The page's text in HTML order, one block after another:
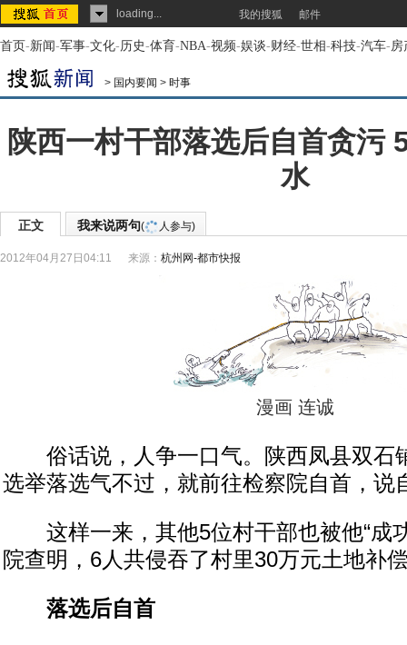
loading... 我的搜狐 邮件
首页-新闻-军事-文化-历史-体育-NBA-视频-娱谈-财经-世相-科技-汽车-房
> 国内要闻 > 时事
陕西一村干部落选后自首贪污
水
正文 我来说两句( 人参与)
2012年04月27日04:11 来源： 杭州网-都市快报
漫画 连诚
俗话说，人争一口气。陕西凤县双石
选举落选气不过，就前往检察院自首，说
这样一来，其他5位村干部也被他“成功
院查明，6人共侵吞了村里30万元土地补
落选后自首